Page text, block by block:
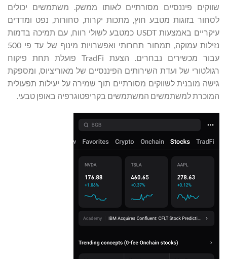
שווקים פיננסיים מסורתיים לאותו ממשק. משתמשים יכולים
לסחור בזוגות מטבע חוץ, מתכות יקרות, סחורות, נפט ומדדים
עיקריים באמצעות USDT כמטבע לשולי רווח, עם תמיכה בדמות
נזילות עמוקה, תמחור תחרותי ואפשרויות מינוף של עד פי 500
עבור מכשירים נבחרים. הצעת TradFi פועלת תחת פיקוח
רגולטורי של ועדת השירותים הפיננסיים של מאוריציוס, ומספקת
גישה מובנית לשווקים מסורתיים תוך שמירה על יעילות תפעולית
המוכרת למשתמשים המשתמשים בקריפטוגרפיה באופן טבעי.